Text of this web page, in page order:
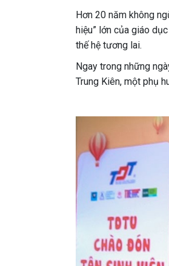
Hơn 20 năm không
hiệu” lớn của giáo
thế hệ tương lai.
Ngay trong những
Trung Kiên, một phụ